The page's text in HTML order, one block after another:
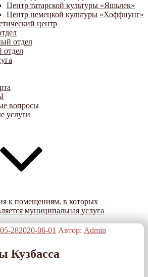
Центр татарской культуры «Яшьлек»
Центр немецкой культуры «Хоффнунг»
центр
отдел
отдел
вопросы
услуги
к помещениям, в которых
муниципальная услуга
282020-06-01 Автор: Admin
Кузбасса